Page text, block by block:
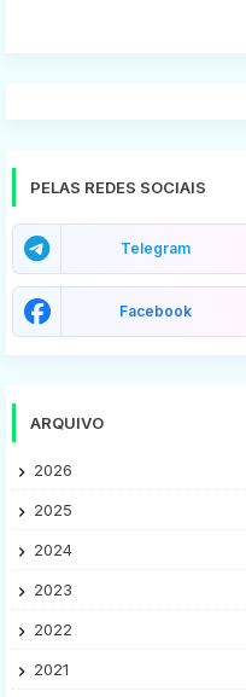
PELAS REDES SOCIAIS
Telegram
Facebook
ARQUIVO
2026
2025
2024
2023
2022
2021